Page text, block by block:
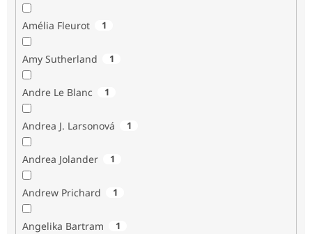
Amélia Fleurot 1
Amy Sutherland 1
Andre Le Blanc 1
Andrea J. Larsonová 1
Andrea Jolander 1
Andrew Prichard 1
Angelika Bartram 1